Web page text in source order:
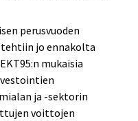
perusvuoden
tehtiin jo ennakolta
mukaisia
ja -sektorin
voittojen